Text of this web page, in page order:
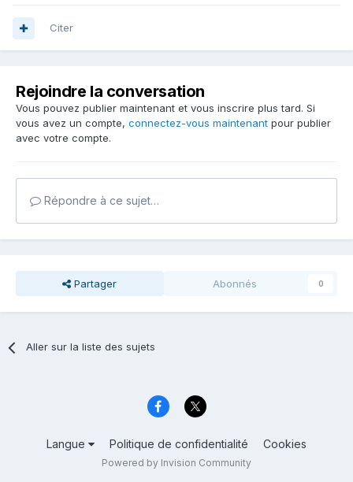
Citer
Rejoindre la conversation
Vous pouvez publier maintenant et vous inscrire plus tard. Si
vous avez un compte, connectez-vous maintenant pour publier
avec votre compte.
Répondre à ce sujet…
Partager Abonnés 0
Aller sur la liste des sujets
Langue Politique de confidentialité Cookies
Powered by Invision Community